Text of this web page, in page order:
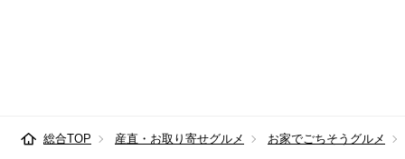
総合TOP 産直・お取り寄せグルメ お家でごちそうグルメ